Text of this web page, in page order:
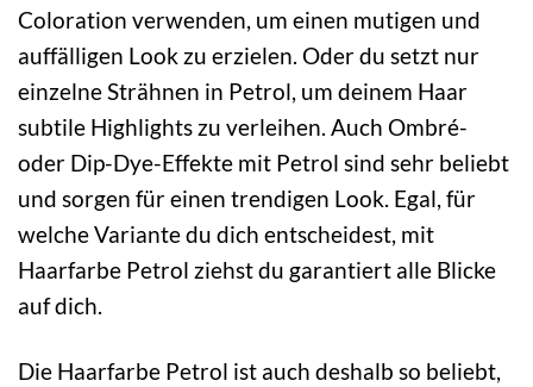
Coloration verwenden, um einen mutigen und
auffälligen Look zu erzielen. Oder du setzt nur
einzelne Strähnen in Petrol, um deinem Haar
subtile Highlights zu verleihen. Auch Ombré-
oder Dip-Dye-Effekte mit Petrol sind sehr beliebt
und sorgen für einen trendigen Look. Egal, für
welche Variante du dich entscheidest, mit
Haarfarbe Petrol ziehst du garantiert alle Blicke
auf dich.
Die Haarfarbe Petrol ist auch deshalb so beliebt,